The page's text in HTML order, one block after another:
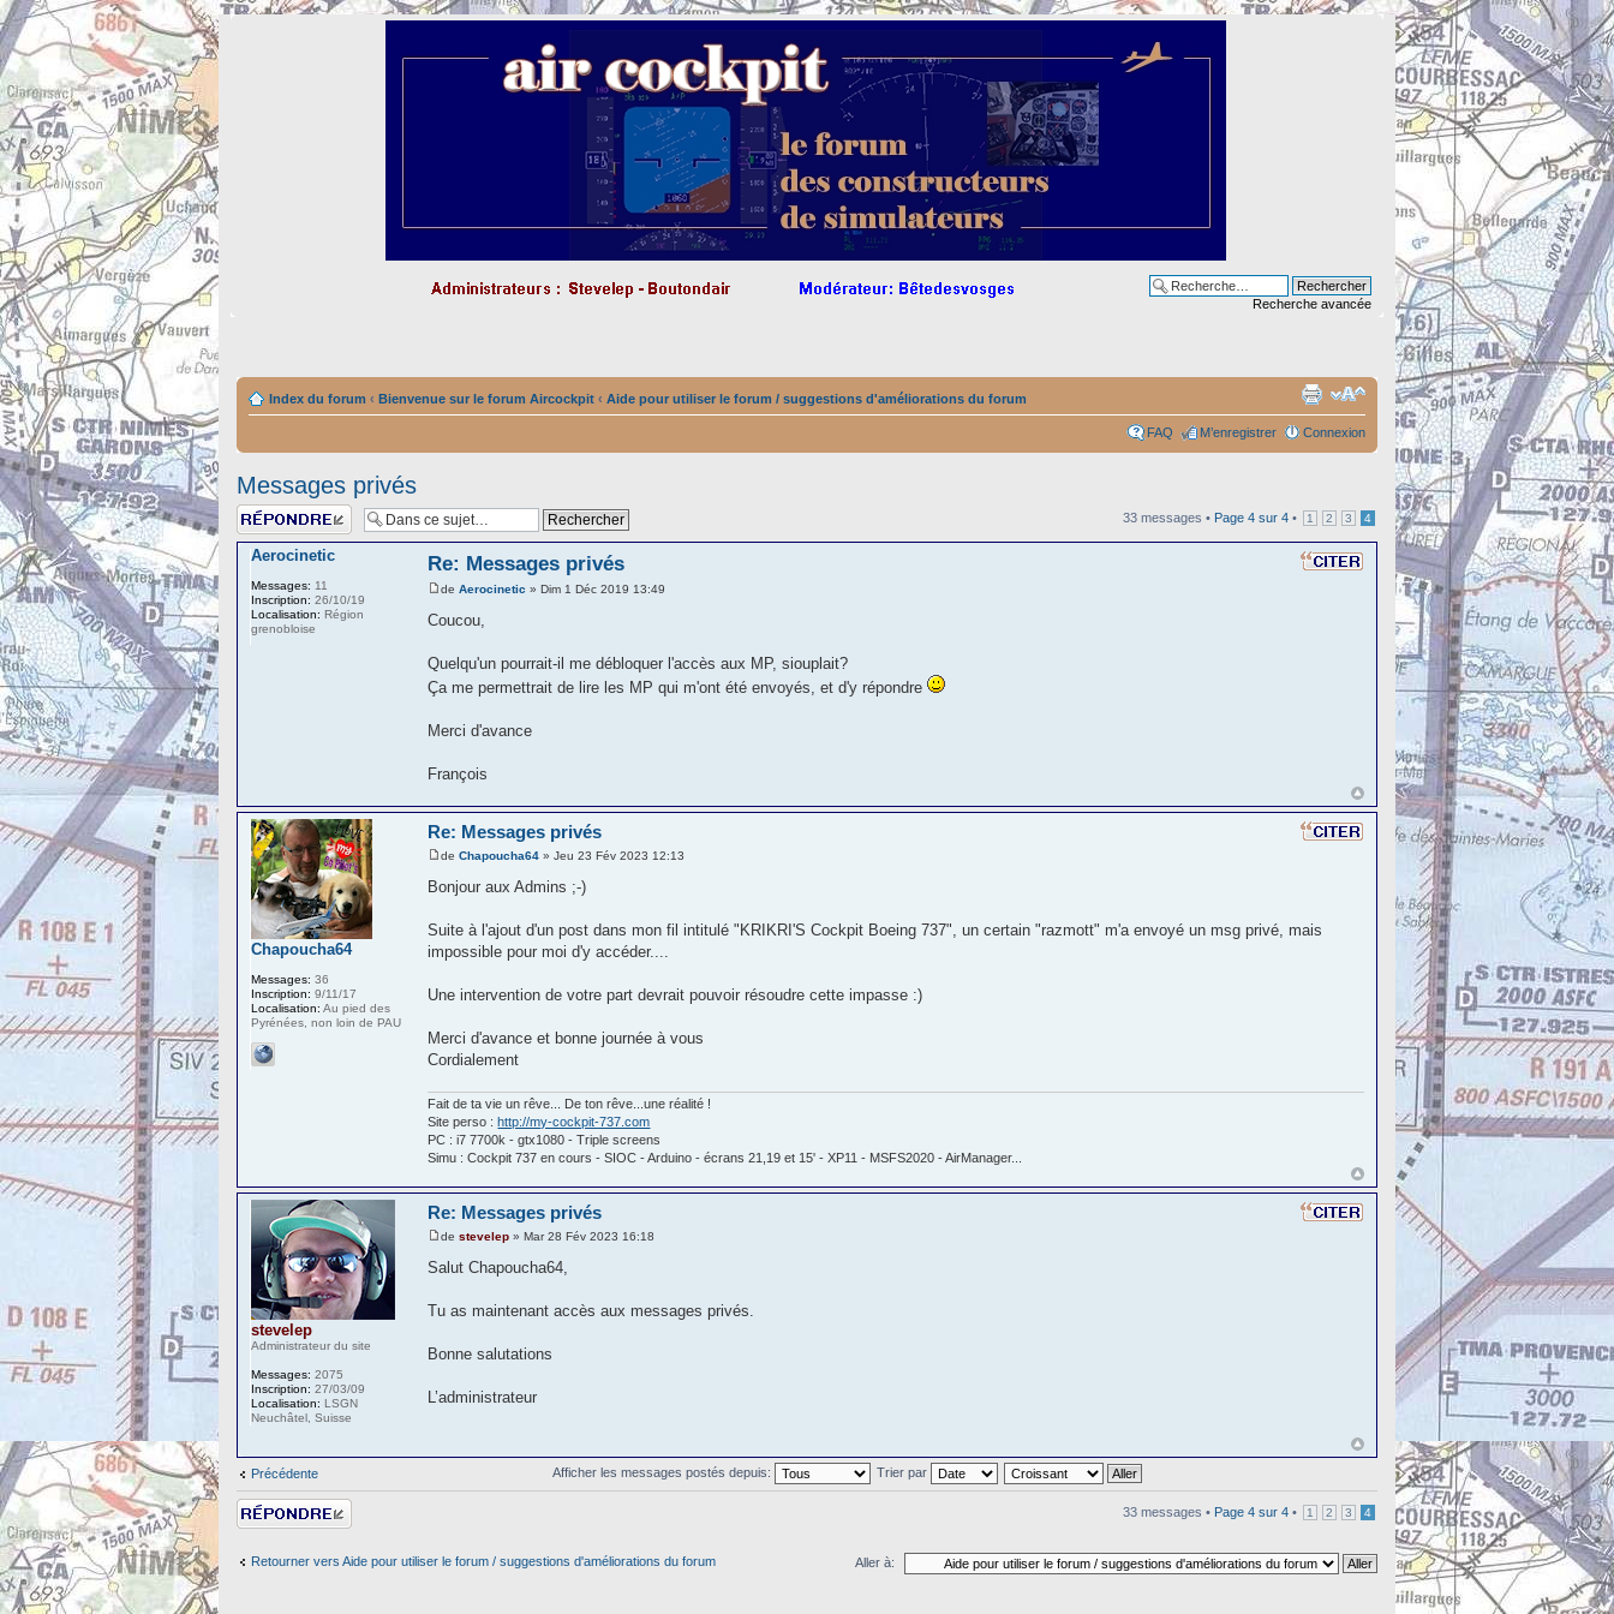
Recherche avancée
Index du forum ‹ Bienvenue sur le forum Aircockpit ‹ Aide pour utiliser le forum / suggestions d'améliorations du forum
FAQ M’enregistrer Connexion
Messages privés
Répondre 33 messages • Page 4 sur 4 • 1 2 3 4
Re: Messages privés
deAerocinetic » Dim 1 Déc 2019 13:49
Coucou,
Quelqu'un pourrait-il me débloquer l'accès aux MP, siouplait?
Ça me permettrait de lire les MP qui m'ont été envoyés, et d'y répondre
Merci d'avance
François
Aerocinetic
Messages: 11
Inscription: 26/10/19
Localisation: Région
grenobloise
Re: Messages privés
deChapoucha64 » Jeu 23 Fév 2023 12:13
Bonjour aux Admins ;-)
Suite à l'ajout d'un post dans mon fil intitulé "KRIKRI'S Cockpit Boeing 737", un certain "razmott" m'a envoyé un msg privé, mais
impossible pour moi d'y accéder....
Une intervention de votre part devrait pouvoir résoudre cette impasse :)
Merci d'avance et bonne journée à vous
Cordialement
Fait de ta vie un rêve... De ton rêve...une réalité !
Site perso : http://my-cockpit-737.com
PC : i7 7700k - gtx1080 - Triple screens
Simu : Cockpit 737 en cours - SIOC - Arduino - écrans 21,19 et 15' - XP11 - MSFS2020 - AirManager...
Chapoucha64
Messages: 36
Inscription: 9/11/17
Localisation: Au pied des
Pyrénées, non loin de PAU
Re: Messages privés
destevelep » Mar 28 Fév 2023 16:18
Salut Chapoucha64,
Tu as maintenant accès aux messages privés.
Bonne salutations
L’administrateur
stevelep
Administrateur du site
Messages: 2075
Inscription: 27/03/09
Localisation: LSGN
Neuchâtel, Suisse
Précédente Afficher les messages postés depuis: Trier par
Répondre 33 messages • Page 4 sur 4 • 1 2 3 4
Retourner vers Aide pour utiliser le forum / suggestions d'améliorations du forum Aller à: